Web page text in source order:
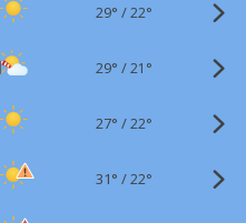
29° /22°
29° /21°
27° /22°
31° /22°